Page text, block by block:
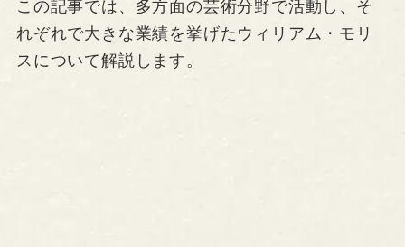
この記事では、多方面の芸術分野で活動し、そ
れぞれで大きな業績を挙げたウィリアム・モリ
スについて解説します。